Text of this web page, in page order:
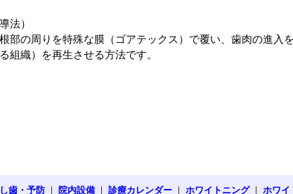
法）
部の周りを特殊な膜（ゴアテックス）で覆い、歯肉の進入
組織）を再生させる方法です。
歯・予防 ｜ 院内設備 ｜ 診療カレンダー ｜ ホワイトニング｜ ホワイ